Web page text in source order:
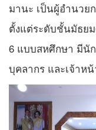
มานะ เป็นผู้อำนวย
ตั้งแต่ระดับชั้นมัธย
6 แบบสหศึกษา มีนั
บุคลากร และเจ้าห